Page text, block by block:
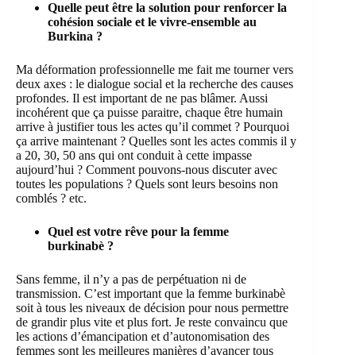
Quelle peut être la solution pour renforcer la
cohésion sociale et le vivre-ensemble au
Burkina ?
Ma déformation professionnelle me fait me tourner vers
deux axes : le dialogue social et la recherche des causes
profondes. Il est important de ne pas blâmer. Aussi
incohérent que ça puisse paraitre, chaque être humain
arrive à justifier tous les actes qu’il commet ? Pourquoi
ça arrive maintenant ? Quelles sont les actes commis il y
a 20, 30, 50 ans qui ont conduit à cette impasse
aujourd’hui ? Comment pouvons-nous discuter avec
toutes les populations ? Quels sont leurs besoins non
comblés ? etc.
Quel est votre rêve pour la femme
burkinabè ?
Sans femme, il n’y a pas de perpétuation ni de
transmission. C’est important que la femme burkinabè
soit à tous les niveaux de décision pour nous permettre
de grandir plus vite et plus fort. Je reste convaincu que
les actions d’émancipation et d’autonomisation des
femmes sont les meilleures manières d’avancer tous